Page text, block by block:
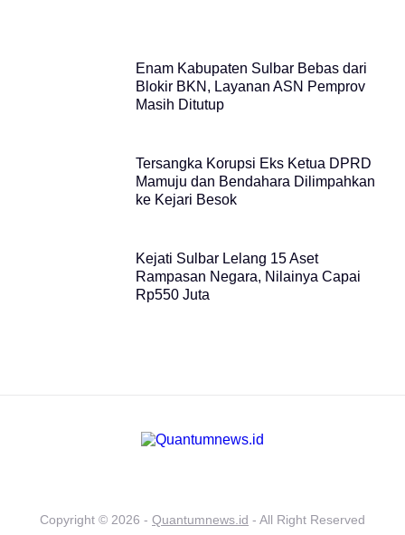
Enam Kabupaten Sulbar Bebas dari
Blokir BKN, Layanan ASN Pemprov
Masih Ditutup
Tersangka Korupsi Eks Ketua DPRD
Mamuju dan Bendahara Dilimpahkan
ke Kejari Besok
Kejati Sulbar Lelang 15 Aset
Rampasan Negara, Nilainya Capai
Rp550 Juta
Copyright © 2026 - Quantumnews.id - All Right Reserved